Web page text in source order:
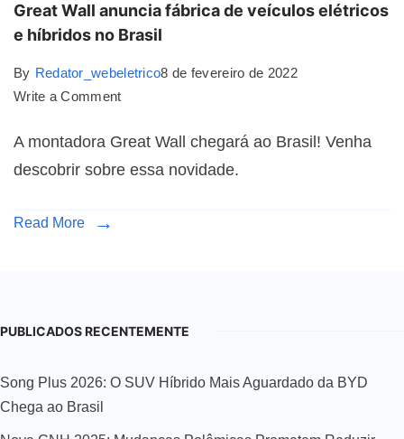
Great Wall anuncia fábrica de veículos elétricos
e híbridos no Brasil
By Redator_webeletrico8 de fevereiro de 2022
Write a Comment
A montadora Great Wall chegará ao Brasil! Venha
descobrir sobre essa novidade.
Read More
PUBLICADOS RECENTEMENTE
Song Plus 2026: O SUV Híbrido Mais Aguardado da BYD
Chega ao Brasil